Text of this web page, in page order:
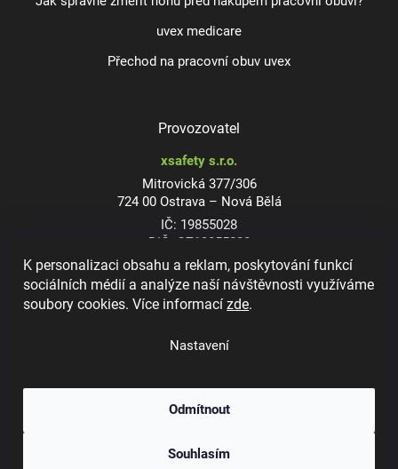
K personalizaci obsahu a reklam, poskytování funkcí
sociálních médií a analýze naší návštěvnosti využíváme
soubory cookies. Více informacízde.
Nastavení
Odmítnout
Souhlasím
uvex medicare
Přechod na pracovní obuv uvex
Provozovatel
xsafety s.r.o.
Mitrovická 377/306
724 00 Ostrava – Nová Bělá
IČ: 19855028
DIČ: CZ19855028
Dioptrické ochranné brýle
. Všechna práva vyhrazena.